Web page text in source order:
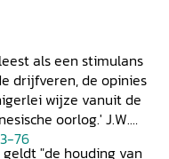
Indonesische
zendelingen,
Zendeling met hart
Peniwen’, 1949
of verklikker? De rol
bij de Koninklijke
HARINCK/BART
jongens
als een stimulans
drijfveren, de opinies
wijze vanuit de
oorlog.' J.W.
76
"de houding van